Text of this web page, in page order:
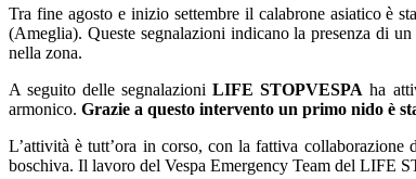
Tra fine agosto e inizio settembre il calabrone asiatico è
(Ameglia). Queste segnalazioni indicano la presenza di
nella zona.
A seguito delle segnalazioniLIFE STOPVESPA ha
armonico. Grazie a questo intervento un primo nido è
L’attività è tutt’ora in corso, con la fattiva collaborazione
boschiva. Il lavoro del Vespa Emergency Team del LIFE